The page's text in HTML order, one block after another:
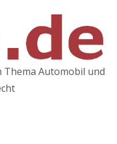
Automobil und